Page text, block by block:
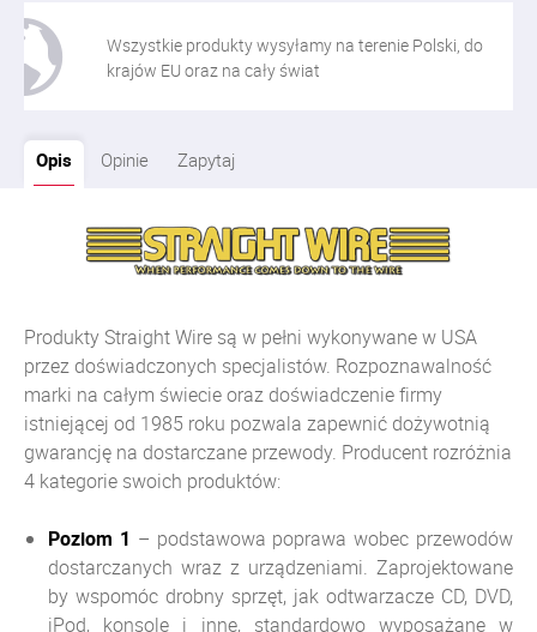
Wszystkie produkty wysyłamy na terenie Polski, do
krajów EU oraz na cały świat
Opis Opinie Zapytaj
Produkty Straight Wire są w pełni wykonywane w USA
przez doświadczonych specjalistów. Rozpoznawalność
marki na całym świecie oraz doświadczenie firmy
istniejącej od 1985 roku pozwala zapewnić dożywotnią
gwarancję na dostarczane przewody. Producent rozróżnia
4 kategorie swoich produktów:
Poziom 1 – podstawowa poprawa wobec przewodów
dostarczanych wraz z urządzeniami. Zaprojektowane
by wspomóc drobny sprzęt, jak odtwarzacze CD, DVD,
iPod, konsole i inne, standardowo wyposażane w